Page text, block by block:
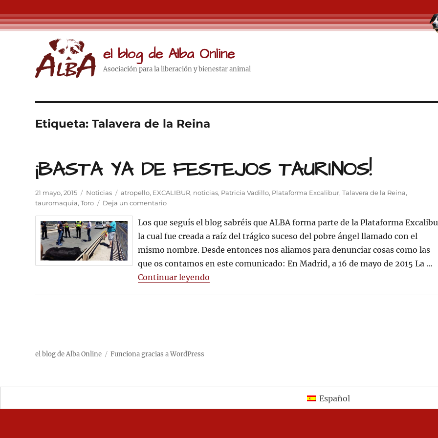
el blog de Alba Online
Asociación para la liberación y bienestar animal
Etiqueta: Talavera de la Reina
¡BASTA YA DE FESTEJOS TAURINOS!
Publicado
el
21 mayo, 2015 Categorías
Noticias Etiquetas
atropello, EXCALIBUR, noticias, Patricia Vadillo, Plataforma Excalibur, Talavera de la Reina,
tauromaquia, Toro Deja un comentarioen
YA
DE
TAURINOS!
Los que seguís el blog sabréis que ALBA forma parte de la Plataforma
la cual fue creada a raíz del trágico suceso del pobre ángel llamado con el
mismo nombre. Desde entonces nos aliamos para denunciar cosas como las
que os contamos en este comunicado: En Madrid, a 16 de mayo de 2015 La …
Continuar leyendo
el blog de Alba Online Funciona gracias a WordPress
Español